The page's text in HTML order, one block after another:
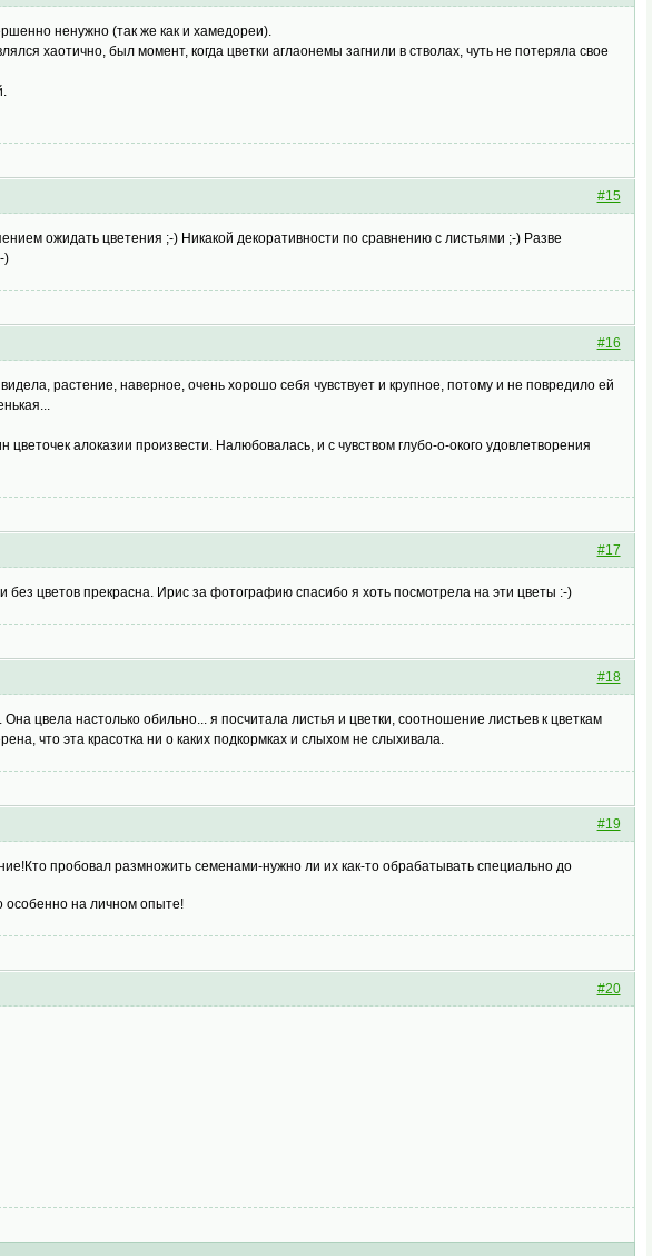
ненужно (так же как и хамедореи).
хаотично, был момент, когда цветки аглаонемы загнили в стволах, чуть не потеряла свое
#15
ожидать цветения ;-) Никакой декоративности по сравнению с листьями ;-) Разве
)
#16
растение, наверное, очень хорошо себя чувствует и крупное, потому и не повредило ей
цветочек алоказии произвести. Налюбовалась, и с чувством глубо-о-окого удовлетворения
#17
без цветов прекрасна. Ирис за фотографию спасибо я хоть посмотрела на эти цветы :-)
#18
цвела настолько обильно... я посчитала листья и цветки, соотношение листьев к цветкам
что эта красотка ни о каких подкормках и слыхом не слыхивала.
#19
пробовал размножить семенами-нужно ли их как-то обрабатывать специально до
особенно на личном опыте!
#20